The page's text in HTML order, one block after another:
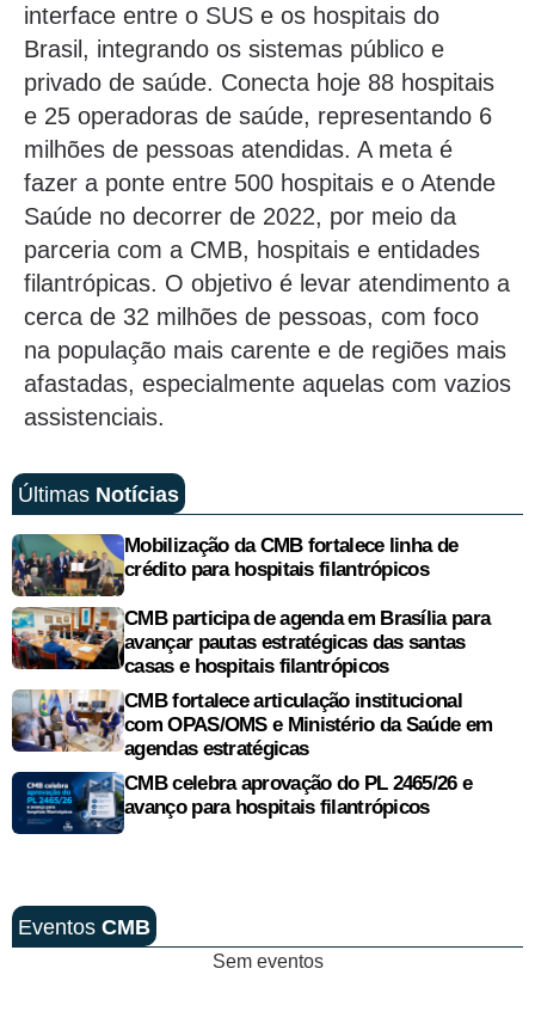
interface entre o SUS e os hospitais do
Brasil, integrando os sistemas público e
privado de saúde. Conecta hoje 88 hospitais
e 25 operadoras de saúde, representando 6
milhões de pessoas atendidas. A meta é
fazer a ponte entre 500 hospitais e o Atende
Saúde no decorrer de 2022, por meio da
parceria com a CMB, hospitais e entidades
filantrópicas. O objetivo é levar atendimento a
cerca de 32 milhões de pessoas, com foco
na população mais carente e de regiões mais
afastadas, especialmente aquelas com vazios
assistenciais.
Últimas Notícias
Mobilização da CMB fortalece linha de
crédito para hospitais filantrópicos
CMB participa de agenda em Brasília para
avançar pautas estratégicas das santas
casas e hospitais filantrópicos
CMB fortalece articulação institucional
com OPAS/OMS e Ministério da Saúde em
agendas estratégicas
CMB celebra aprovação do PL 2465/26 e
avanço para hospitais filantrópicos
Eventos CMB
Sem eventos